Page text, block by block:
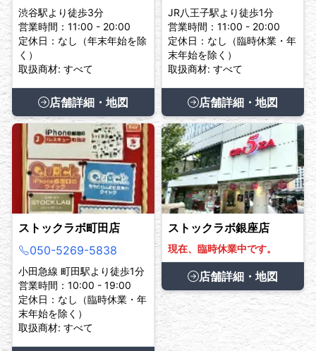
渋谷駅より徒歩3分
営業時間：11:00 - 20:00
定休日：なし（年末年始を除
く）
取扱商材: すべて
店舗詳細・地図
JR八王子駅より徒歩1分
営業時間：11:00 - 20:00
定休日：なし（臨時休業・年
末年始を除く）
取扱商材: すべて
店舗詳細・地図
ストックラボ町田店
050-5269-5838
小田急線 町田駅より徒歩1分
営業時間：10:00 - 19:00
定休日：なし（臨時休業・年
末年始を除く）
取扱商材: すべて
ストックラボ銀座店
現在、臨時休業中です。
店舗詳細・地図